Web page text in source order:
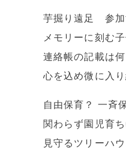
芋掘り遠足 参加
メモリーに刻む
連絡帳の記載は
心を込め微に入
自由保育？ 一斉
関わらず園児育ち
見守るツリーハ